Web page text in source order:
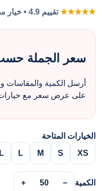
★★★★★تقييم 4.9 • خيار مفضل لطلبات الزي بالجملة
سعر الجملة
أرسل الكمية والمقاسات
على عرض سعر مع خيارات
الخيارات المتاحة
XS
S
M
L
الكمية −
50
+